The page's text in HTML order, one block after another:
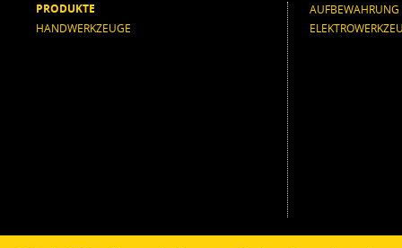
PRODUKTE
HANDWERKZEUGE
AUFBEWAHRUNG